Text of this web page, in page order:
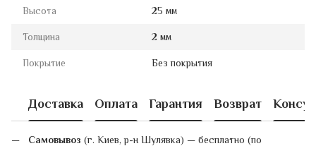
Высота 25 мм
Толщина 2 мм
Покрытие Без покрытия
Доставка Оплата Гарантия Возврат
Самовывоз (г. Киев, р-н Шулявка) — бесплатно (по